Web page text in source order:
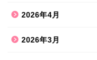
2026年4月
2026年3月